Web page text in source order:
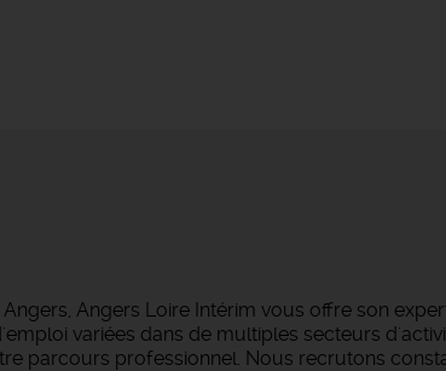
Angers Loire Intérim vous offre son
variées dans de multiples secteurs
parcours professionnel. Nous recrutons